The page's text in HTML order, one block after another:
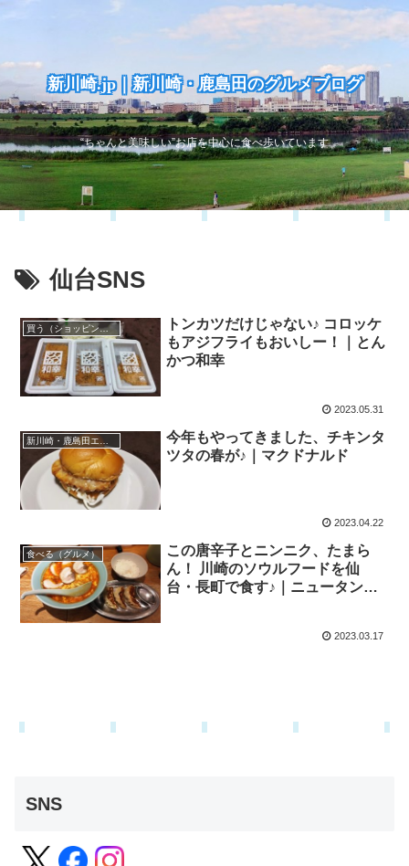
新川崎.jp｜新川崎・鹿島田のグルメブログ
“ちゃんと美味しい”お店を中心に食べ歩いています
仙台SNS
買う（ショッピング）
トンカツだけじゃない♪ コロッケ
もアジフライもおいしー！｜とん
かつ和幸
2023.05.31
新川崎・鹿島田エリア
今年もやってきました、チキンタ
ツタの春が♪｜マクドナルド
2023.04.22
食べる（グルメ）
この唐辛子とニンニク、たまら
ん！ 川崎のソウルフードを仙
台・長町で食す♪｜ニュータンタ
2023.03.17
SNS